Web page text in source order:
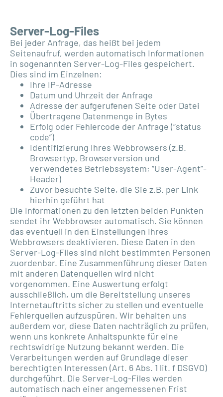
Server-Log-Files
Bei jeder Anfrage, das heißt bei jedem
Seitenaufruf, werden automatisch Informationen
in sogenannten Server-Log-Files gespeichert.
Dies sind im Einzelnen:
Ihre IP-Adresse
Datum und Uhrzeit der Anfrage
Adresse der aufgerufenen Seite oder Datei
Übertragene Datenmenge in Bytes
Erfolg oder Fehlercode der Anfrage (“status
code”)
Identifizierung Ihres Webbrowsers (z.B.
Browsertyp, Browserversion und
verwendetes Betriebssystem; “User-Agent”-
Header)
Zuvor besuchte Seite, die Sie z.B. per Link
hierhin geführt hat
Die Informationen zu den letzten beiden Punkten
sendet ihr Webbrowser automatisch. Sie können
das eventuell in den Einstellungen Ihres
Webbrowsers deaktivieren. Diese Daten in den
Server-Log-Files sind nicht bestimmten Personen
zuordenbar. Eine Zusammenführung dieser Daten
mit anderen Datenquellen wird nicht
vorgenommen. Eine Auswertung erfolgt
ausschließlich, um die Bereitstellung unseres
Internetauftritts sicher zu stellen und eventuelle
Fehlerquellen aufzuspüren. Wir behalten uns
außerdem vor, diese Daten nachträglich zu prüfen,
wenn uns konkrete Anhaltspunkte für eine
rechtswidrige Nutzung bekannt werden. Die
Verarbeitungen werden auf Grundlage dieser
berechtigten Interessen (Art. 6 Abs. 1 lit. f DSGVO)
durchgeführt. Die Server-Log-Files werden
automatisch nach einer angemessenen Frist